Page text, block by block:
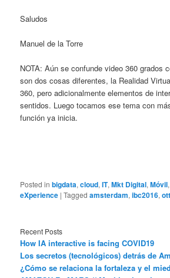
Saludos
Manuel de la Torre
NOTA: Aún se confunde video 360 grados
son dos cosas diferentes, la Realidad
360, pero adicionalmente elementos de
sentidos. Luego tocamos ese tema con
función ya inicia.
Posted in bigdata,cloud,IT,Mkt Digital,Móvil
eXperience |Tagged amsterdam,ibc2016,ott
Recent Posts
How IA interactive is facing COVID19
Los secretos (tecnológicos) detrás de
¿Cómo se relaciona la fortaleza y el